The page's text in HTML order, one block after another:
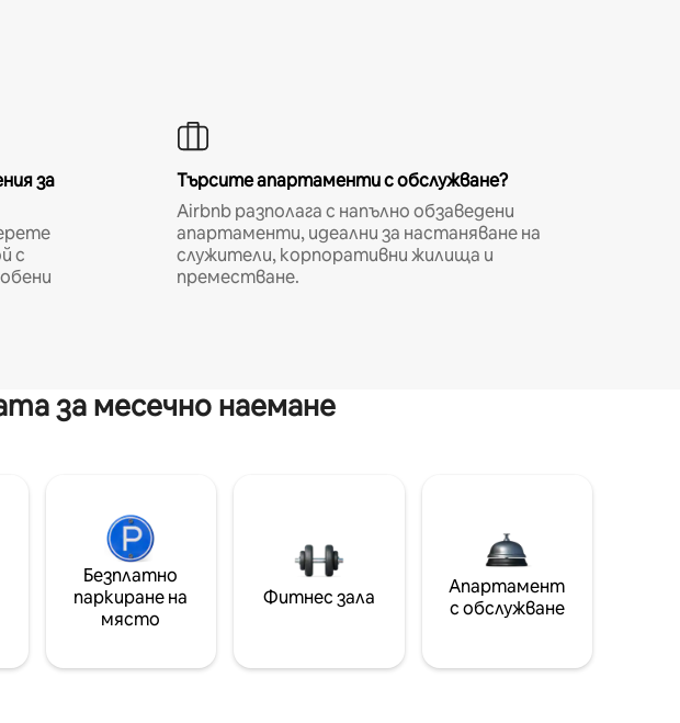
за
с
Търсите апартаменти с обслужване?
Airbnb разполага с напълно обзаведени
апартаменти, идеални за настаняване на
служители, корпоративни жилища и
преместване.
за месечно наемане
Безплатно
паркиране на
място
Фитнес зала
Апартамент
с обслужване